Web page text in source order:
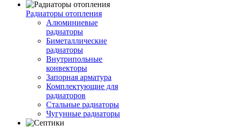
Радиаторы отопления
Алюминиевые
радиаторы
Биметаллические
радиаторы
Внутрипольные
конвекторы
Запорная арматура
Комплектующие для
радиаторов
Стальные радиаторы
Чугунные радиаторы